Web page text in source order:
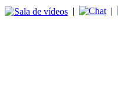
| |